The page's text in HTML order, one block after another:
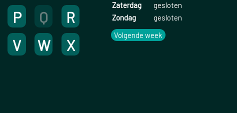
P Q
R
V W
X
Zaterdag
gesloten
Zondag
gesloten
Volgende week